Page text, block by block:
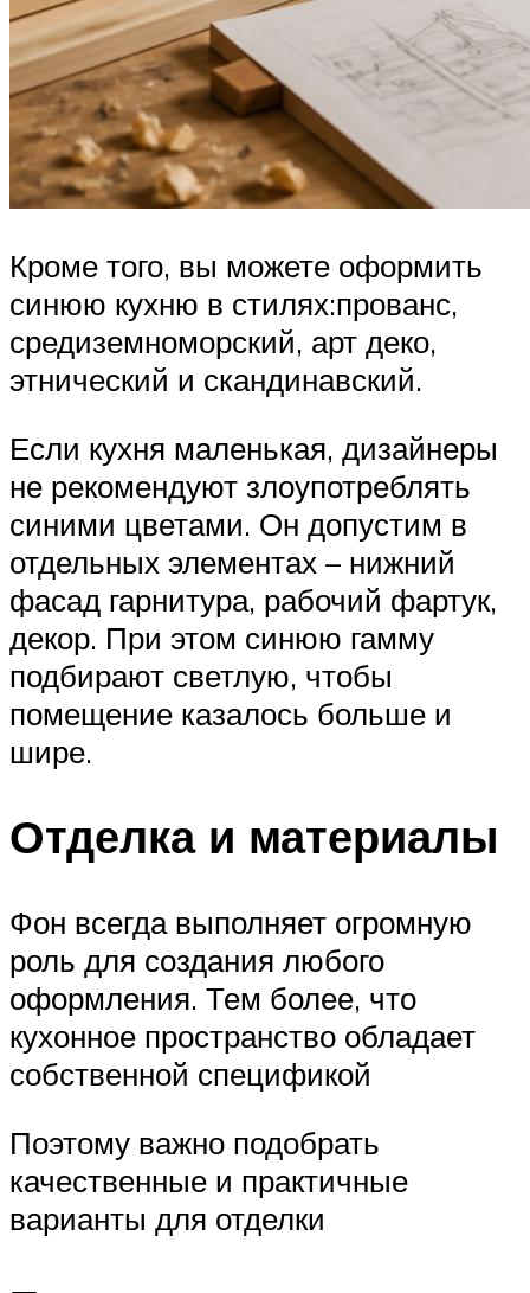
Кроме того, вы можете оформить
синюю кухню в стилях:прованс,
средиземноморский, арт деко,
этнический и скандинавский.
Если кухня маленькая, дизайнеры
не рекомендуют злоупотреблять
синими цветами. Он допустим в
отдельных элементах – нижний
фасад гарнитура, рабочий фартук,
декор. При этом синюю гамму
подбирают светлую, чтобы
помещение казалось больше и
шире.
Отделка и материалы
Фон всегда выполняет огромную
роль для создания любого
оформления. Тем более, что
кухонное пространство обладает
собственной спецификой
Поэтому важно подобрать
качественные и практичные
варианты для отделки